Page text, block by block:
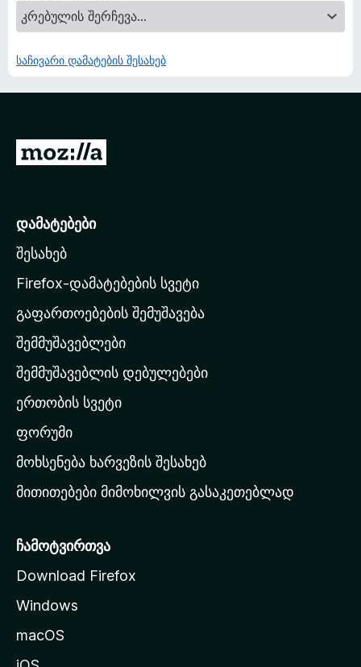
საჩივარი დამატების შესახებ
M
l
l
a
ს
მ
თ
ვ
ა
რ
ვ
რ
ზ
ე
დამატებები
შესახებ
Firefox-დამატებების სვეტი
გაფართოებების შემუშავება
შემმუშავებლები
შემმუშავებლის დებულებები
ერთობის სვეტი
ფორუმი
მოხსენება ხარვეზის შესახებ
მითითებები მიმოხილვის გასაკეთებლად
ჩამოტვირთვა
Download Firefox
Windows
macOS